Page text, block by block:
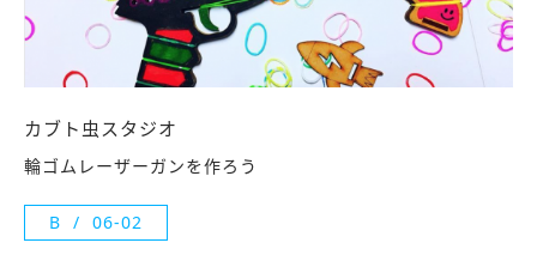
カブト虫スタジオ
輪ゴムレーザーガンを作ろう
B 06-02